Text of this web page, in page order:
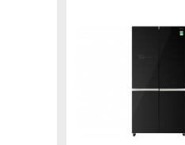
quản và chế độ ăn uống.